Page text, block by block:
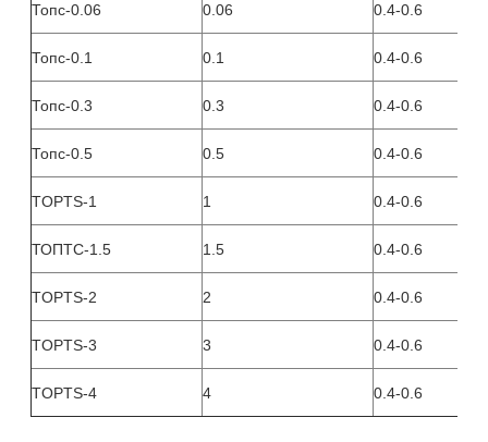
Топс-0.06 0.06 0.4-0.6
Топс-0.1 0.1 0.4-0.6
Топс-0.3 0.3 0.4-0.6
Топс-0.5 0.5 0.4-0.6
TOPTS-1 1 0.4-0.6
ТОПТС-1.5 1.5 0.4-0.6
TOPTS-2 2 0.4-0.6
TOPTS-3 3 0.4-0.6
TOPTS-4 4 0.4-0.6